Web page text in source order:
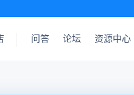
问答 论坛 资源中心